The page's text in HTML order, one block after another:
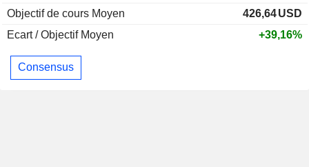
Objectif de cours Moyen
426,64USD
Ecart / Objectif Moyen
+39,16%
Consensus